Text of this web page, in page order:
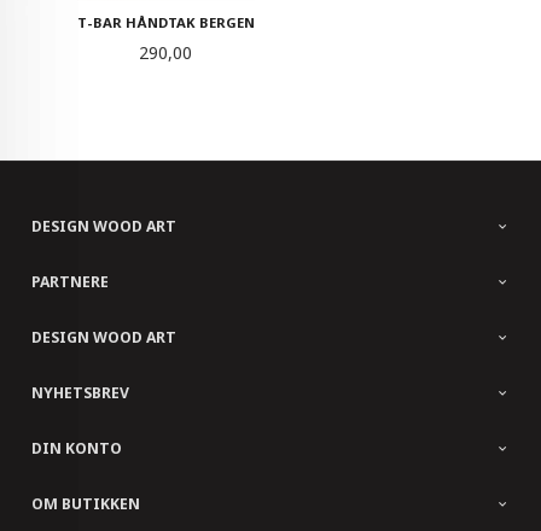
T-BAR HÅNDTAK BERGEN
Pris
290,00
DESIGN WOOD ART
PARTNERE
DESIGN WOOD ART
NYHETSBREV
DIN KONTO
OM BUTIKKEN